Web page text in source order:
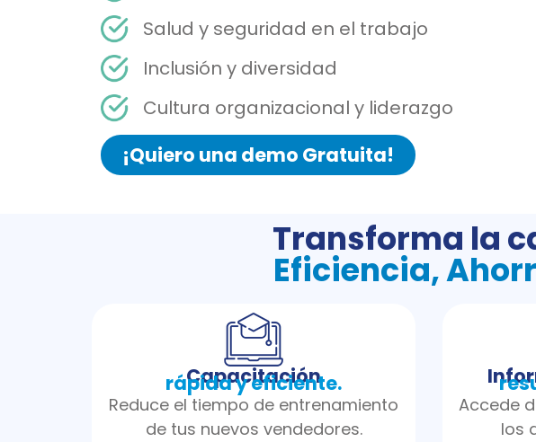
Salud y seguridad en el trabajo
Inclusión y diversidad
Cultura organizacional y liderazgo
¡Quiero una demo Gratuita!
Transforma la
Eficiencia,
Capacitación
rápida y eficiente.
Reduce el tiempo de entrenamiento
de tus nuevos vendedores.
Accede
los